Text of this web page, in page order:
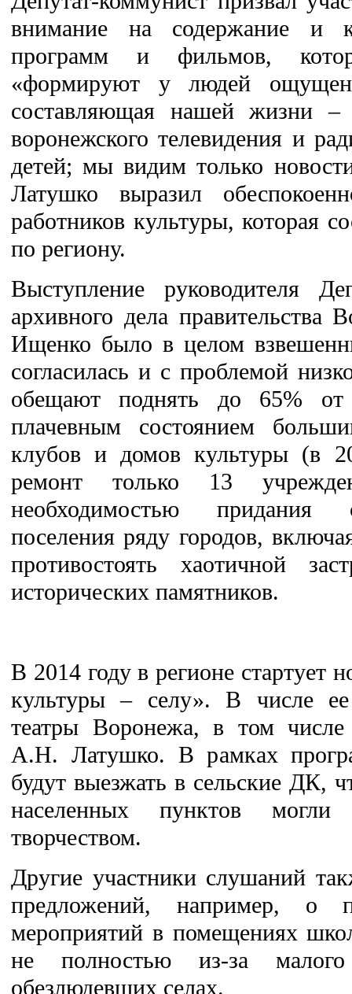
внимание на содержание и
программ и фильмов,
«формируют у людей
составляющая нашей жизни
воронежского телевидения и
детей; мы видим только
Латушко выразил
работников культуры, которая
по региону.
Выступление руководителя
архивного дела правительства
Ищенко было в целом
согласилась и с проблемой
обещают поднять до 65% от
плачевным состоянием
клубов и домов культуры (в
ремонт только 13
необходимостью придания
поселения ряду городов,
противостоять хаотичной
исторических памятников.
В 2014 году в регионе стартует
культуры – селу». В числе
театры Воронежа, в том
А.Н. Латушко. В рамках
будут выезжать в сельские ДК,
населенных пунктов
творчеством.
Другие участники слушаний
предложений, например, о
мероприятий в помещениях
не полностью из-за
обезлюдевших селах.